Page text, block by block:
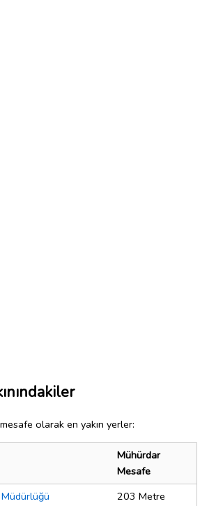
olarak en yakın yerler:
Mühürdar
Mesafe
Müdürlüğü
203 Metre